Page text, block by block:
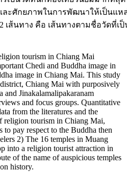
ละศักยภาพในการพัฒนาให้เป็นแห
เส้นทาง คือ เส้นทางตามชื่อวัดที่เ
tourism in Chiang Mai
Chedi and Buddha image in
image in Chiang Mai. This study
Chiang Mai with purposively
and Jinakalamalipakaranam
and focus groups. Quantitative
from the literatures and the
religion tourism in Chiang Mai,
pay respect to the Buddha then
2) The 16 temples in Muang
into a religion tourist attraction in
of the name of auspicious temples
history.